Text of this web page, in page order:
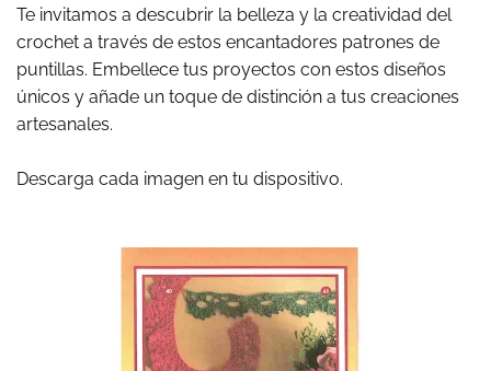
Te invitamos a descubrir la belleza y la creatividad del
crochet a través de estos encantadores patrones de
puntillas. Embellece tus proyectos con estos diseños
únicos y añade un toque de distinción a tus creaciones
artesanales.
Descarga cada imagen en tu dispositivo.